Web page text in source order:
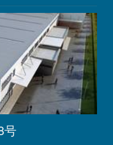
号